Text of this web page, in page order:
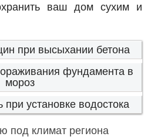
ваш дом сухим и
при высыхании бетона
фундамента в
мороз
при установке водостока
под климат региона